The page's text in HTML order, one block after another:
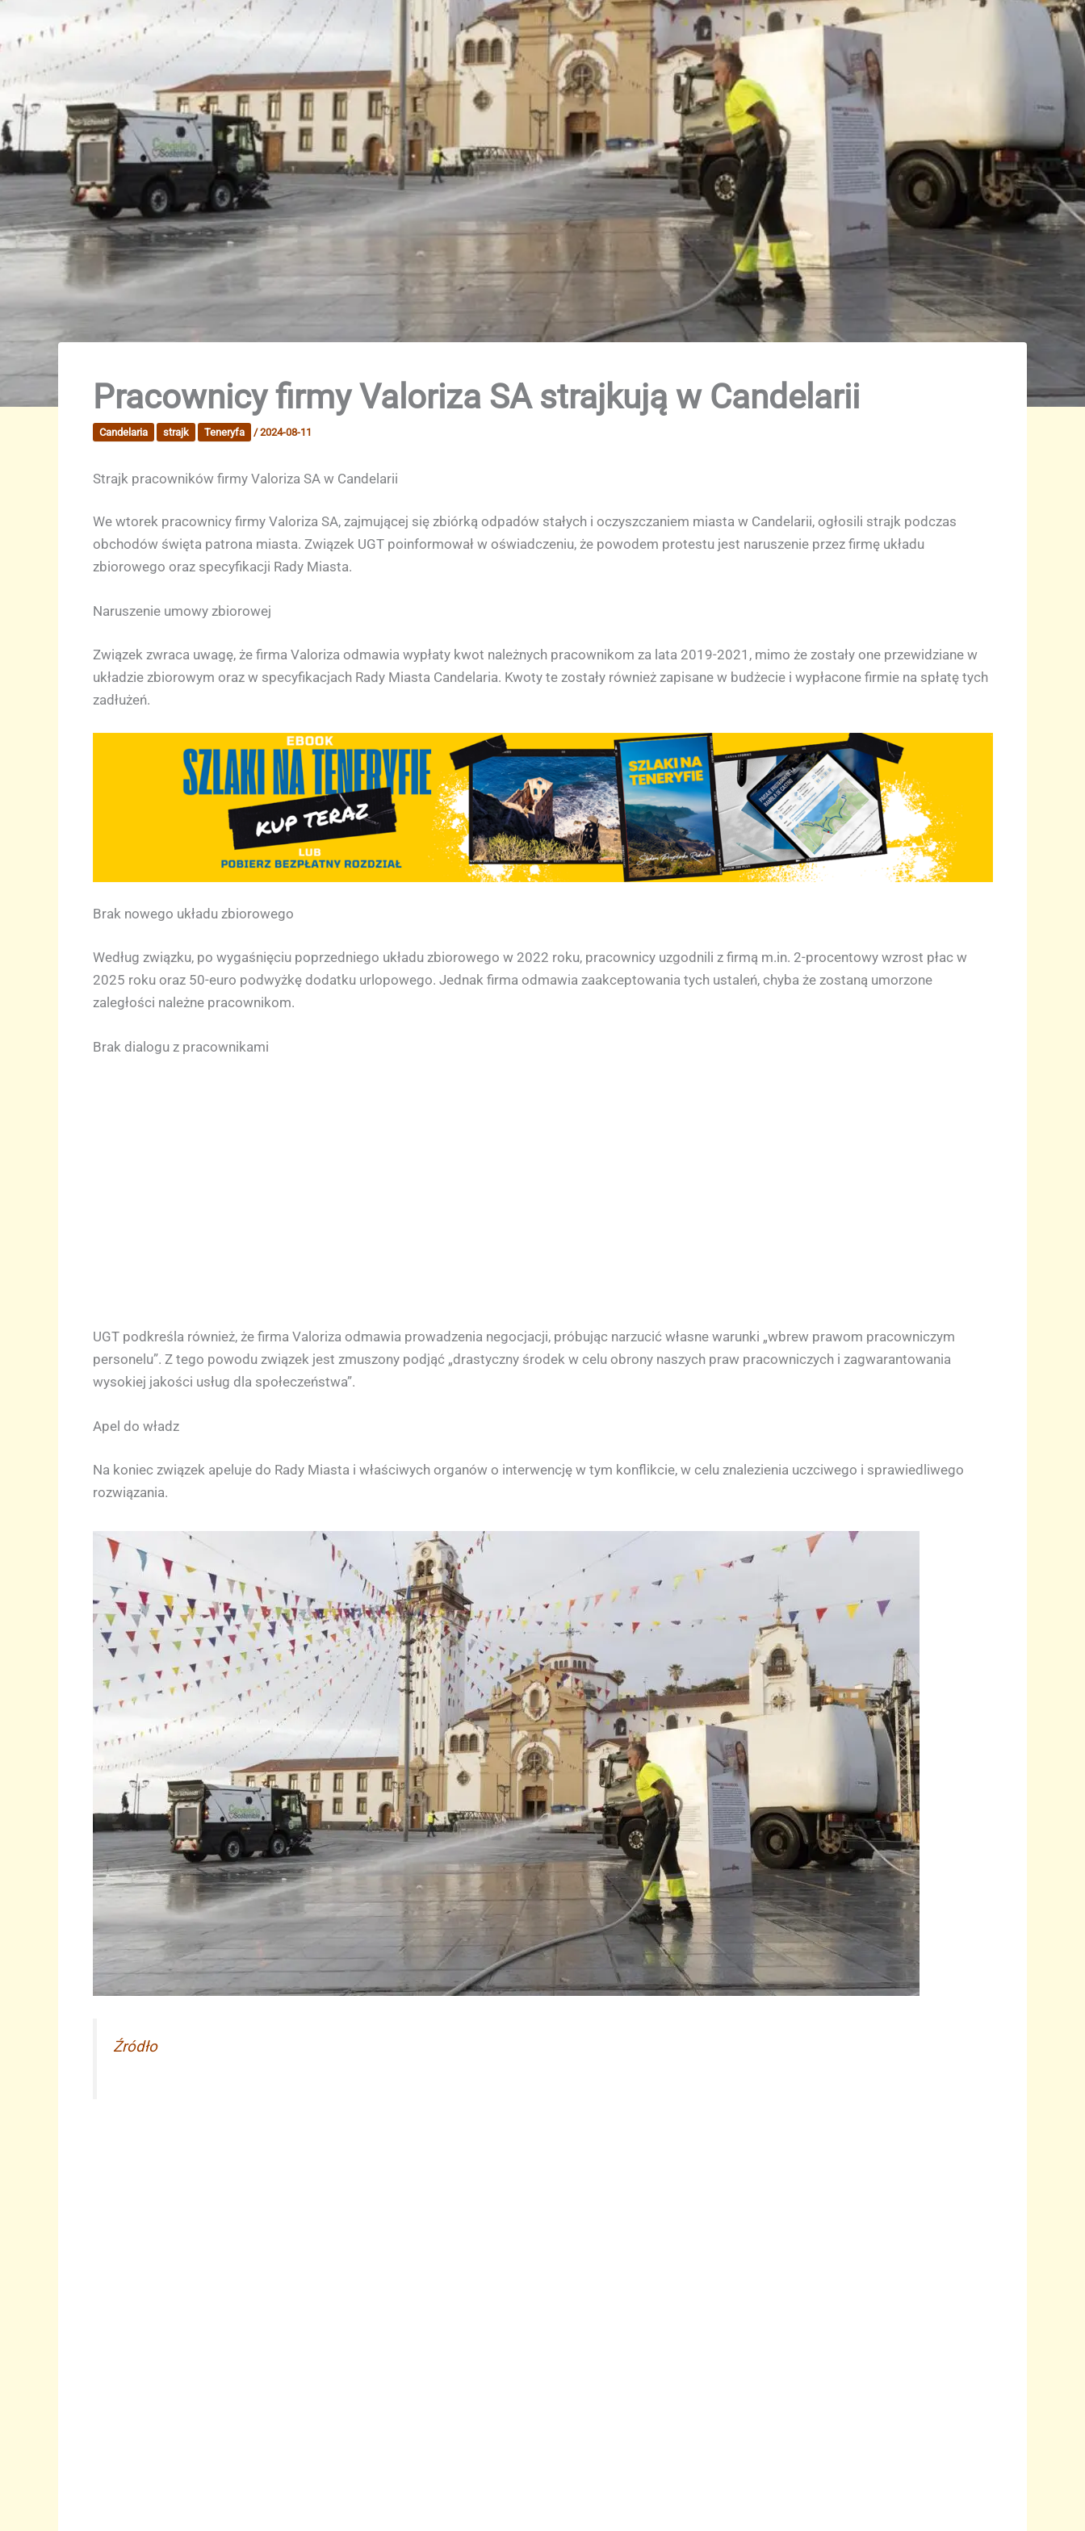
Pracownicy firmy Valoriza SA strajkują w Candelarii
Candelaria strajk Teneryfa /2024-08-11
Strajk pracowników firmy Valoriza SA w Candelarii
We wtorek pracownicy firmy Valoriza SA, zajmującej się zbiórką odpadów stałych i oczyszczaniem miasta w Candelarii, ogłosili strajk podczas
obchodów święta patrona miasta. Związek UGT poinformował w oświadczeniu, że powodem protestu jest naruszenie przez firmę układu
zbiorowego oraz specyfikacji Rady Miasta.
Naruszenie umowy zbiorowej
Związek zwraca uwagę, że firma Valoriza odmawia wypłaty kwot należnych pracownikom za lata 2019-2021, mimo że zostały one przewidziane w
układzie zbiorowym oraz w specyfikacjach Rady Miasta Candelaria. Kwoty te zostały również zapisane w budżecie i wypłacone firmie na spłatę tych
zadłużeń.
Brak nowego układu zbiorowego
Według związku, po wygaśnięciu poprzedniego układu zbiorowego w 2022 roku, pracownicy uzgodnili z firmą m.in. 2-procentowy wzrost płac w
2025 roku oraz 50-euro podwyżkę dodatku urlopowego. Jednak firma odmawia zaakceptowania tych ustaleń, chyba że zostaną umorzone
zaległości należne pracownikom.
Brak dialogu z pracownikami
UGT podkreśla również, że firma Valoriza odmawia prowadzenia negocjacji, próbując narzucić własne warunki „wbrew prawom pracowniczym
personelu”. Z tego powodu związek jest zmuszony podjąć „drastyczny środek w celu obrony naszych praw pracowniczych i zagwarantowania
wysokiej jakości usług dla społeczeństwa”.
Apel do władz
Na koniec związek apeluje do Rady Miasta i właściwych organów o interwencję w tym konflikcie, w celu znalezienia uczciwego i sprawiedliwego
rozwiązania.
Źródło